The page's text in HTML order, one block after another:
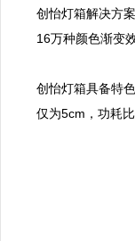
创怡灯箱解决方
16万种颜色渐变
创怡灯箱具备特
仅为5cm，功耗